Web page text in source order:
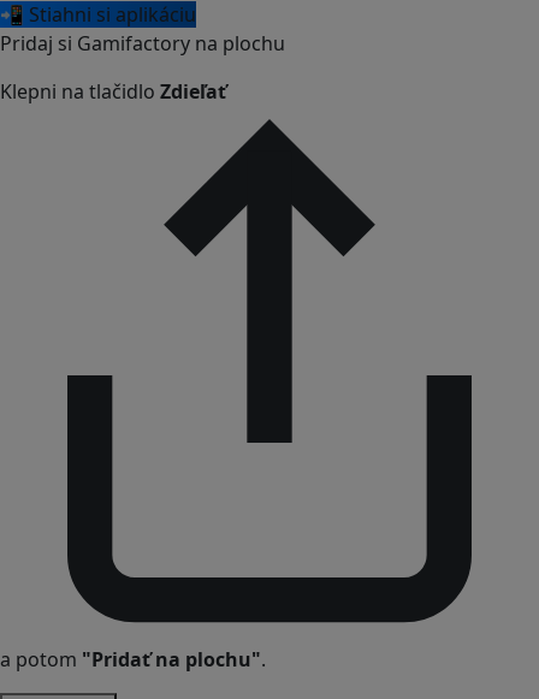
📲 Stiahni si aplikáciu
Pridaj si Gamifactory na plochu
Klepni na tlačidlo Zdieľať
a potom "Pridať na plochu".